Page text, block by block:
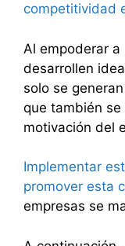
competitividad
Al empoderar
desarrollen
solo se
que también se
motivación del
Implementar
promover esta
empresas se